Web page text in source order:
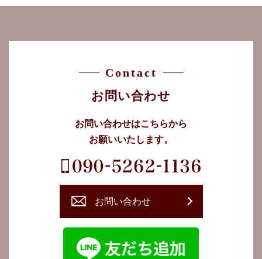
Contact
お問い合わせ
お問い合わせはこちらから
お願いいたします。
お問い合わせ